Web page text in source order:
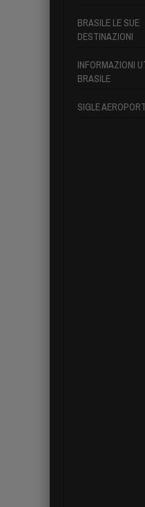
BRASILE LE SUE
DESTINAZIONI
INFORMAZIONI
BRASILE
SIGLE